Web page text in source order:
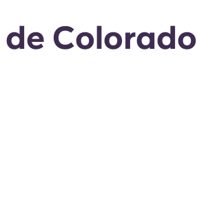
Colorado